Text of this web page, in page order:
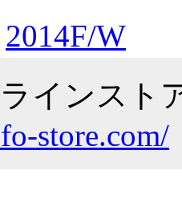
2014F/W
インスト
store.com/